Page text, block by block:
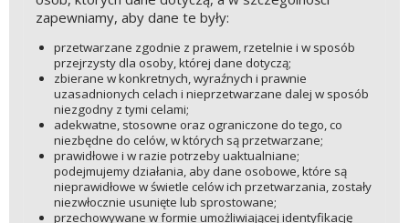
zapewniamy, aby dane te były:
przetwarzane zgodnie z prawem, rzetelnie i w sposób
przejrzysty dla osoby, której dane dotyczą;
zbierane w konkretnych, wyraźnych i prawnie
uzasadnionych celach i nieprzetwarzane dalej w sposób
niezgodny z tymi celami;
adekwatne, stosowne oraz ograniczone do tego, co
niezbędne do celów, w których są przetwarzane;
prawidłowe i w razie potrzeby uaktualniane;
podejmujemy działania, aby dane osobowe, które są
nieprawidłowe w świetle celów ich przetwarzania, zostały
niezwłocznie usunięte lub sprostowane;
przechowywane w formie umożliwiającej identyfikację